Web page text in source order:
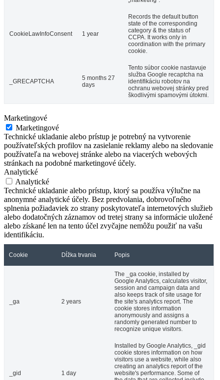
CookieLawInfoConsent 1 year
Records the default button
state of the corresponding
category & the status of
CCPA. It works only in
coordination with the primary
cookie.
_GRECAPTCHA
5 months 27
days
Tento súbor cookie nastavuje
služba Google recaptcha na
identifikáciu robotov na
ochranu webovej stránky pred
škodlivými spamovými útokmi.
Marketingové
Marketingové
Technické ukladanie alebo prístup je potrebný na vytvorenie
používateľských profilov na zasielanie reklamy alebo na sledovanie
používateľa na webovej stránke alebo na viacerých webových
stránkach na podobné marketingové účely.
Analytické
Analytické
Technické ukladanie alebo prístup, ktorý sa používa výlučne na
anonymné analytické účely. Bez predvolania, dobrovoľného
splnenia požiadaviek zo strany poskytovateľa internetových služieb
alebo dodatočných záznamov od tretej strany sa informácie uložené
alebo získané len na tento účel zvyčajne nemôžu použiť na vašu
identifikáciu.
Cookie Dĺžka trvania Popis
_ga 2 years
The _ga cookie, installed by
Google Analytics, calculates visitor,
session and campaign data and
also keeps track of site usage for
the site's analytics report. The
cookie stores information
anonymously and assigns a
randomly generated number to
recognize unique visitors.
_gid 1 day
Installed by Google Analytics, _gid
cookie stores information on how
visitors use a website, while also
creating an analytics report of the
website's performance. Some of